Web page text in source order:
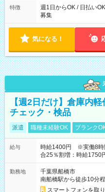
特徴
週1日からOK / 日払い
募集
気になる！
【週2日だけ】倉庫内
チェック・検品
派遣 職種未経験OK ブランク
給与
時給1400円 ※実働8時
合25％割増：時給1750
勤務地
千葉県船橋市
南船橋駅から徒歩10分
スマートフォンを取